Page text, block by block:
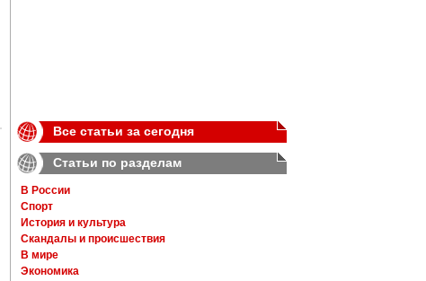
Все статьи за сегодня
Статьи по разделам
В России
Спорт
История и культура
Скандалы и происшествия
В мире
Экономика